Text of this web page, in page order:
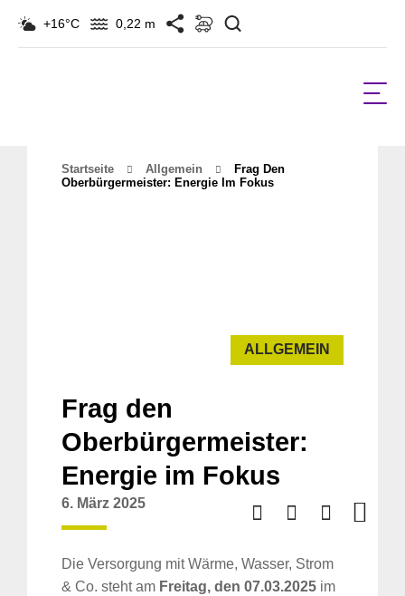
+16°C 0,22 m
Startseite Allgemein
Frag Den
Oberbürgermeister: Energie Im Fokus
ALLGEMEIN
Frag den
Oberbürgermeister:
Energie im Fokus
6. März 2025
Die Versorgung mit Wärme, Wasser, Strom
& Co. steht am Freitag, den 07.03.2025 im